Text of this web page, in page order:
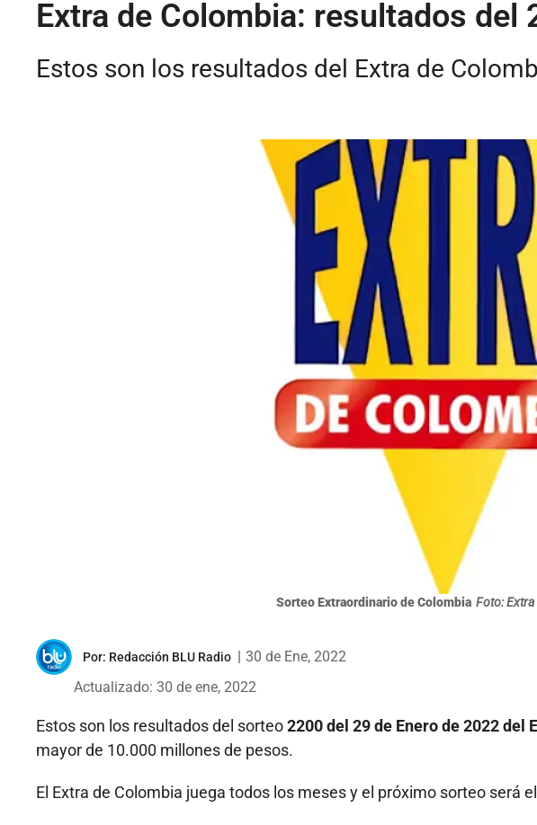
Extra de Colombia: resultados del
Estos son los resultados del Extra de
Sorteo Extraordinario de Colombia Foto:
Por: Redacción BLU Radio
30 de Ene, 2022
Actualizado: 30 de ene, 2022
Estos son los resultados del sorteo2200 del 29 de Enero de 2022 del
mayor de 10.000 millones de pesos.
El Extra de Colombia juega todos los meses y el próximo sorteo será